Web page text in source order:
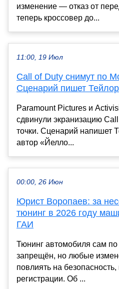
изменение — отказ от
теперь кроссовер до...
11:00, 19 Июл
Call of Duty снимут по
Сценарий пишет
Paramount Pictures и
сдвинули экранизацию
точки. Сценарий напишет
автор «Йелло...
00:00, 26 Июн
Юрист Воропаев: за
тюнинг в 2026 году
ГАИ
Тюнинг автомобиля сам
запрещён, но любые
повлиять на
регистрации. Об ...